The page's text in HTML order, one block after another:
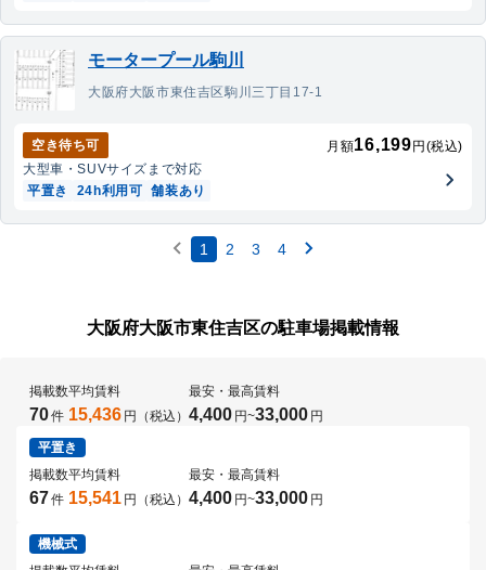
モータープール駒川
大阪府大阪市東住吉区駒川三丁目17-1
空き待ち可 月額16,199 円(税込)
大型車・SUVサイズまで対応
平置き
24h利用可 舗装あり
1 2 3 4
大阪府大阪市東住吉区の駐車場掲載情報
掲載数
70件
平均賃料
15,436 円（税込）
最安・最高賃料
4,400 円~33,000 円
平置き
掲載数
67件
平均賃料
15,541 円（税込）
最安・最高賃料
4,400 円~33,000 円
機械式